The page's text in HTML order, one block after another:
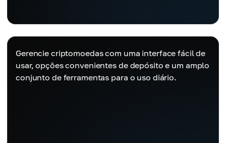
Gerencie criptomoedas com uma interface fácil de
usar, opções convenientes de depósito e um amplo
conjunto de ferramentas para o uso diário.